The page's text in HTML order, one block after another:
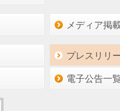
メディア掲
プレスリリ
電子公告一